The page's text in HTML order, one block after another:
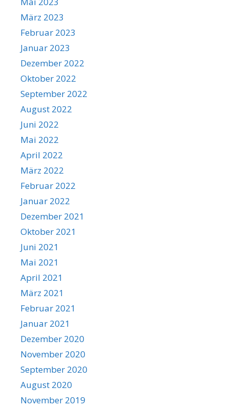
März 2023
Februar 2023
Januar 2023
Dezember 2022
Oktober 2022
September 2022
August 2022
Juni 2022
Mai 2022
April 2022
März 2022
Februar 2022
Januar 2022
Dezember 2021
Oktober 2021
Juni 2021
Mai 2021
April 2021
März 2021
Februar 2021
Januar 2021
Dezember 2020
November 2020
September 2020
August 2020
November 2019